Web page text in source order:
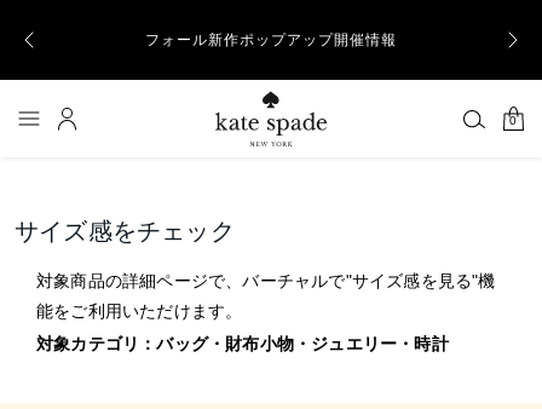
品除
フォール新作ポップアップ開催情報 一部
0
サイズ感をチェック
対象商品の詳細ページで、バーチャルで"サイズ感を見る"機
能をご利用いただけます。
対象カテゴリ：バッグ・財布小物・ジュエリー・時計